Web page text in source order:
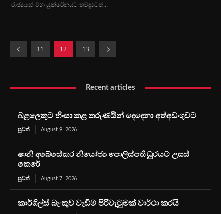
රාජ්‍යයක් වන යුක්රේනයට තවදුරටත්...
11 12 13
Recent articles
බළලෙකුට හිංසා කළ තරුණයින් දෙදෙනා අත්අඩංගුවට
පුවත් August 9, 2026
ෂානි අබේසේකර නියෝජ්‍ය පොලිස්පති ධුරයට උසස්
කෙරේ
පුවත් August 7, 2026
කාර්ගිල්ස් බැංකුව වැඩිම පිරිවැටුමක් වාර්ථා කරයි